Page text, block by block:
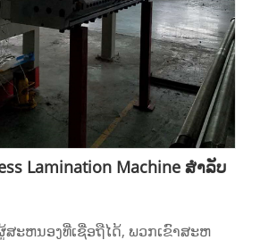
Lamination Machine ສໍາລັບ
ສະຫນອງທີ່ເຊື່ອຖືໄດ້, ພວກເຂົາສະຫ